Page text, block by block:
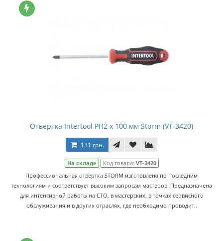
Отвертка Intertool PH2 x 100 мм Storm (VT-3420)
131 грн.
На складе Код товара: VT-3420
Профессиональная отвертка STORM изготовлена по последним
технологиям и соответствует высоким запросам мастеров. Предназначена
для интенсивной работы на СТО, в мастерских, в точках сервисного
обслуживания и в других отраслях, где необходимо проводит..